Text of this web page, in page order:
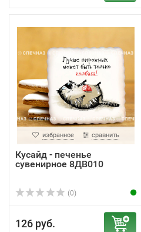
избранное сравнить
Кусайд - печенье
сувенирное 8ДВ010
(0)
126 руб.